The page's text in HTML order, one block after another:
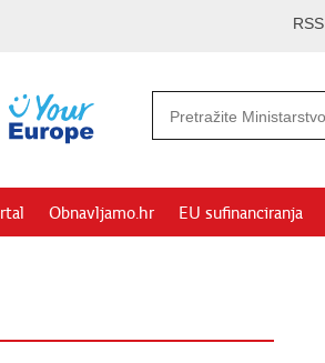
RSS
Obnavljamo.hr EU sufinanciranja